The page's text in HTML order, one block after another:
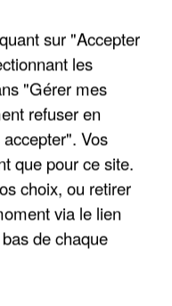
sur "Accepter
les
"Gérer mes
refuser en
Vos
que pour ce site.
choix, ou retirer
via le lien
de chaque